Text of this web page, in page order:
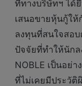
ที่ทางบริษัทฯ ได้
เสนอขายหุ้นกู้ใ
ลงทุนที่สนใจสอบ
ปัจจัยที่ทำให้นัก
NOBLE เป็นอย่
ที่ไม่เคยมีประวั